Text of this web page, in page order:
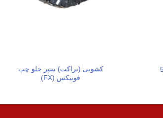
کشویی (براکت) سپر جلو چپ
فونیکس (FX)